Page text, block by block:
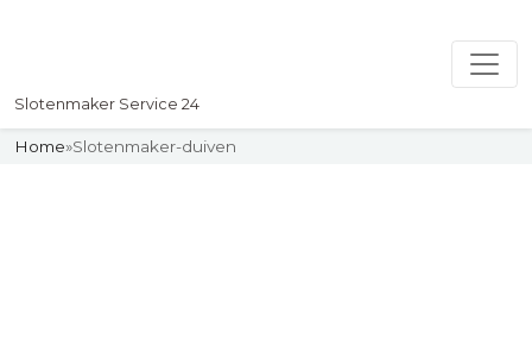
Slotenmaker Service 24
Home»Slotenmaker-duiven